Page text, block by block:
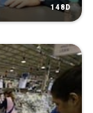
148D